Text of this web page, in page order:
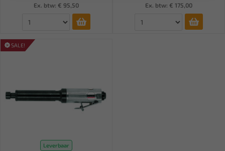
Ex. btw: € 95,50
Ex. btw: € 175,00
SALE!
Leverbaar